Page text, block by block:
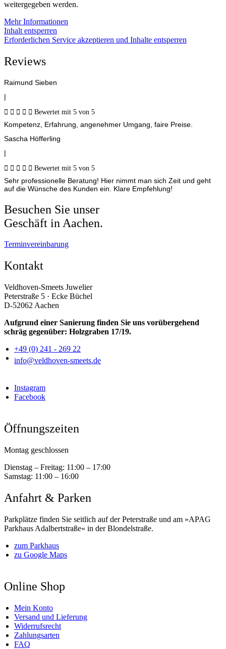
weitergegeben werden.
Mehr Informationen
Inhalt entsperren
Erforderlichen Service akzeptieren und Inhalte entsperren
Reviews
Raimund Sieben
|
     Bewertet mit 5 von 5
Kompetenz, Erfahrung, angenehmer Umgang, faire Preise.
Sascha Höfferling
|
     Bewertet mit 5 von 5
Sehr professionelle Beratung! Hier nimmt man sich Zeit und geht
auf die Wünsche des Kunden ein. Klare Empfehlung!
Besuchen Sie unser
Geschäft in Aachen.
Terminvereinbarung
Kontakt
Veldhoven-Smeets Juwelier
Peterstraße 5 · Ecke Büchel
D-52062 Aachen
Aufgrund einer Sanierung finden Sie uns vorübergehend
schräg gegenüber: Holzgraben 17/19.
+49 (0) 241 - 269 22
info@veldhoven-smeets.de
Instagram
Facebook
Öffnungszeiten
Montag geschlossen
Dienstag – Freitag: 11:00 – 17:00
Samstag: 11:00 – 16:00
Anfahrt & Parken
Parkplätze finden Sie seitlich auf der Peterstraße und am »APAG
Parkhaus Adalbertstraße« in der Blondelstraße.
zum Parkhaus
zu Google Maps
Online Shop
Mein Konto
Versand und Lieferung
Widerrufsrecht
Zahlungsarten
FAQ